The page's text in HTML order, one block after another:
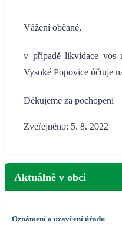
Vážení občané,
v případě likvidace vos
Vysoké Popovice účtuje
Děkujeme za pochopení
Zveřejněno: 5. 8. 2022
Aktuálně v obci
Oznámení o uzavření úřadu